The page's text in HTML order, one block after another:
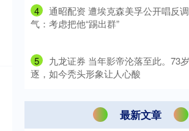
4
通昭配资 遭埃克森美孚公开唱反
气：考虑把他“踢出群”
5
九龙证券 当年影帝沦落至此。73
逐，如今秃头形象让人心酸
最新文章